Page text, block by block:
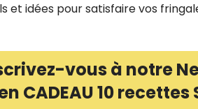
et idées pour satisfaire vos
vous à notre
CADEAU 10 recettes